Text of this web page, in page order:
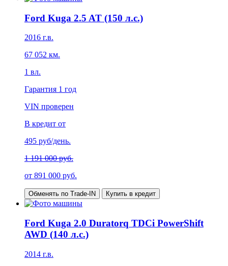
Ford Kuga 2.5 AT (150 л.с.)
2016 г.в.
67 052 км.
1 вл.
Гарантия 1 год
VIN проверен
В кредит от
495 руб/день.
1 191 000 руб.
от 891 000 руб.
Обменять по Trade-IN Купить в кредит
Ford Kuga 2.0 Duratorq TDCi PowerShift
AWD (140 л.с.)
2014 г.в.